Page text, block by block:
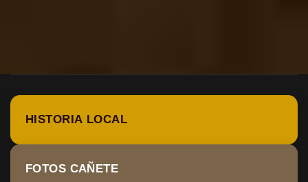
HISTORIA LOCAL
FOTOS CAÑETE